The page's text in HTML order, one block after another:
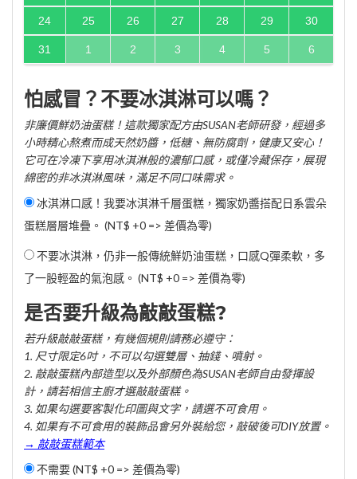
24 25 26 27 28 29 30
31 1 2 3 4 5 6
怕感冒？不要冰淇淋可以嗎？
非廉價鮮奶油蛋糕！這款獨家配方由SUSAN老師研發，經過多
小時精心熬煮而成天然奶醬，低糖、無防腐劑，健康又安心！
它可在冷凍下享用冰淇淋般的濃郁口感，或僅冷藏保存，展現
綿密的非冰淇淋風味，滿足不同口味需求。
冰淇淋口感！我要冰淇淋千層蛋糕，獨家奶醬搭配日系雲朵
蛋糕層層堆疊。 (NT$ +0 => 差價為零)
不要冰淇淋，仍非一般傳統鮮奶油蛋糕，口感Q彈柔軟，多
了一股輕盈的氣泡感。 (NT$ +0 => 差價為零)
是否要升級為敲敲蛋糕?
若升級敲敲蛋糕，有幾個規則請務必遵守：
1. 尺寸限定6吋，不可以勾選雙層、抽錢、噴射。
2. 敲敲蛋糕內部造型以及外部顏色為SUSAN老師自由發揮設
計，請若相信主廚才選敲敲蛋糕。
3. 如果勾選要客製化印圖與文字，請選不可食用。
4. 如果有不可食用的裝飾品會另外裝給您，敲破後可DIY放置。
→ 敲敲蛋糕範本
不需要 (NT$ +0 => 差價為零)